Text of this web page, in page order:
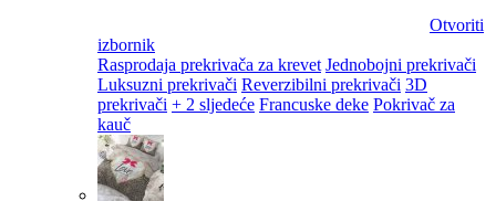
Otvoriti
izbornik
Rasprodaja prekrivača za krevet Jednobojni prekrivači
Luksuzni prekrivači Reverzibilni prekrivači 3D
prekrivači + 2 sljedeće Francuske deke Pokrivač za
kauč